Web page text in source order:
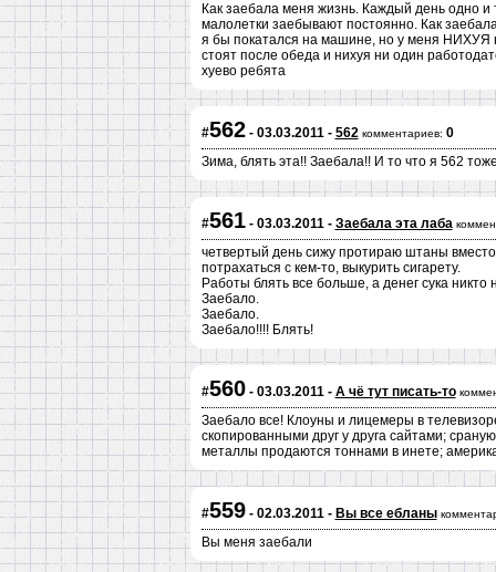
Как заебала меня жизнь. Каждый день одно и
малолетки заебывают постоянно. Как
я бы покатался на машине, но у меня НИХУЯ
стоят после обеда и нихуя ни один
хуево ребята
#562- 03.03.2011 - 562 комментариев: 0
Зима, блять эта!! Заебала!! И то что я 562
#561- 03.03.2011 - Заебала эта лаба
четвертый день сижу протираю штаны
потрахаться с кем-то, выкурить сигарету.
Работы блять все больше, а денег сука никто
Заебало.
Заебало.
Заебало!!!! Блять!
#560- 03.03.2011 - А чё тут писать-то
Заебало все! Клоуны и лицемеры в
скопированными друг у друга сайтами;
металлы продаются тоннами в инете;
#559- 02.03.2011 - Вы все ебланы
Вы меня заебали